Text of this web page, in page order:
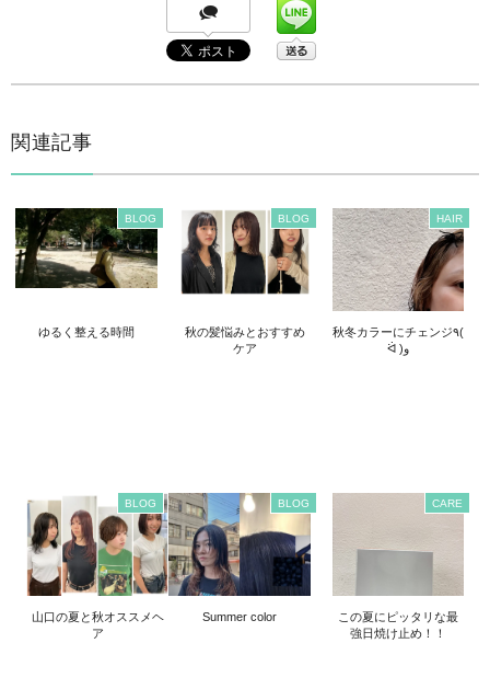
関連記事
BLOG
ゆるく整える時間
BLOG
秋の髪悩みとおすすめ
ケア
HAIR
秋冬カラーにチェンジ٩(
ᐛ )و
BLOG
山口の夏と秋オススメヘ
ア
BLOG
Summer color
CARE
この夏にピッタリな最
強日焼け止め！！